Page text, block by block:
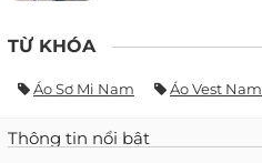
TỪ KHÓA
Áo Sơ Mi Nam Áo Vest Nam
Thông tin nổi bật